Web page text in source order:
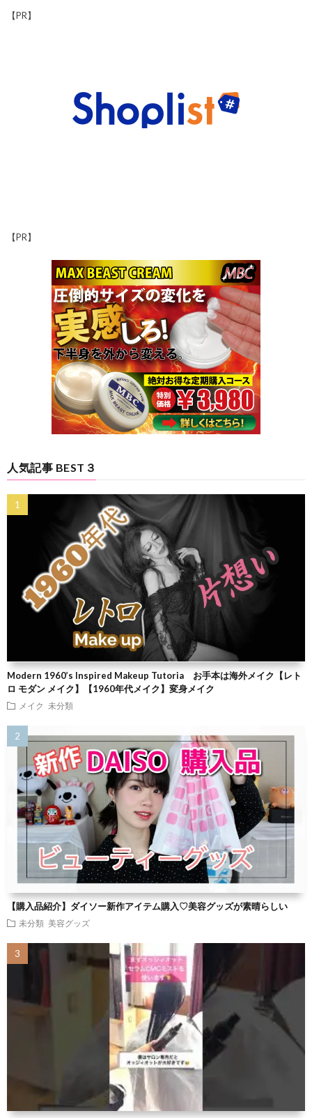
【PR】
【PR】
人気記事 BEST３
Modern 1960’s Inspired Makeup Tutoria お手本は海外メイク【レト
ロ モダン メイク】【1960年代メイク】変身メイク
メイク 未分類
【購入品紹介】ダイソー新作アイテム購入♡美容グッズが素晴らしい
未分類 美容グッズ